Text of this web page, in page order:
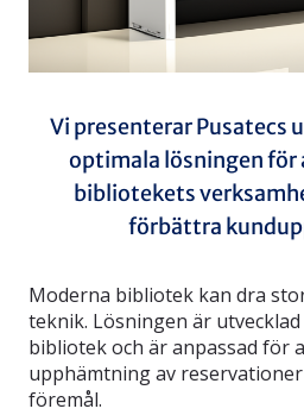
Vi presenterar Pusatecs
optimala lösningen
bibliotekets
förbättra
Moderna bibliotek kan dra
teknik. Lösningen är
bibliotek och är anpassad för
upphämtning av
föremål.